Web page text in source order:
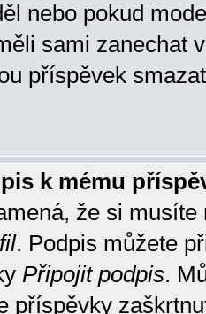
nebo pokud
sami zanechat
příspěvek
k mému
že si
. Podpis můžete
Připojit podpis.
příspěvky